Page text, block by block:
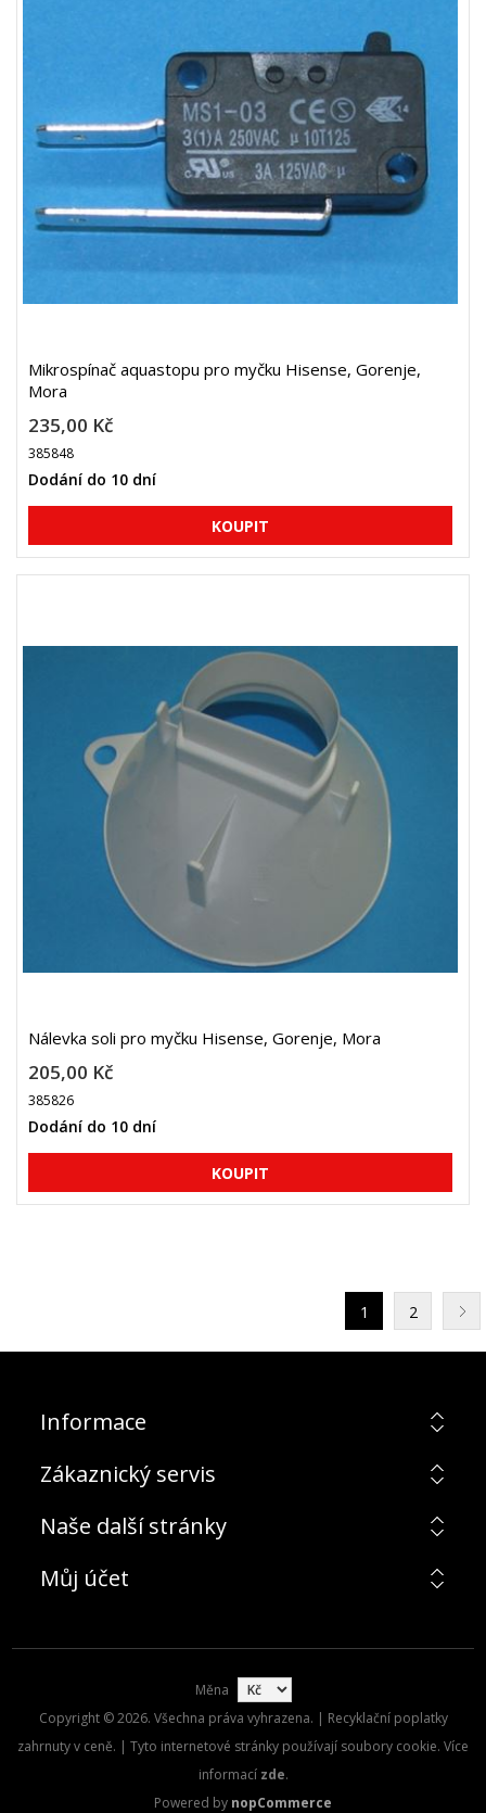
Mikrospínač aquastopu pro myčku Hisense, Gorenje,
Mora
235,00 Kč
385848
Dodání do 10 dní
Nálevka soli pro myčku Hisense, Gorenje, Mora
205,00 Kč
385826
Dodání do 10 dní
1 2
Informace
Zákaznický servis
Naše další stránky
Můj účet
Měna
Copyright © 2026. Všechna práva vyhrazena. | Recyklační poplatky
zahrnuty v ceně. | Tyto internetové stránky používají soubory cookie. Více
informací zde.
Powered by nopCommerce